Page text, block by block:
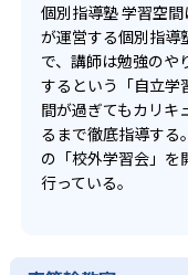
個別指導塾 学習空
が運営する個別指導
で、講師は勉強のや
するという「自立学
間が過ぎてもカリキ
るまで徹底指導する
の「校外学習会」を
行っている。